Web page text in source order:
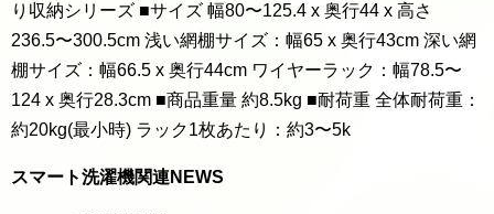
り収納シリーズ ■サイズ 幅80〜125.4 x 奥行44 x 高さ
236.5〜300.5cm 浅い網棚サイズ：幅65 x 奥行43cm 深い網
棚サイズ：幅66.5 x 奥行44cm ワイヤーラック：幅78.5〜
124 x 奥行28.3cm ■商品重量 約8.5kg ■耐荷重 全体耐荷重：
約20kg(最小時) ラック1枚あたり：約3〜5k
スマート洗濯機関連NEWS